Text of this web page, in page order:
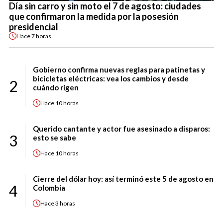
Día sin carro y sin moto el 7 de agosto: ciudades
que confirmaron la medida por la posesión
presidencial
Hace7 horas
2
Gobierno confirma nuevas reglas para patinetas y
bicicletas eléctricas: vea los cambios y desde
cuándo rigen
Hace 10 horas
3
Querido cantante y actor fue asesinado a disparos:
esto se sabe
Hace 10 horas
4
Cierre del dólar hoy: así terminó este 5 de agosto en
Colombia
Hace3 horas